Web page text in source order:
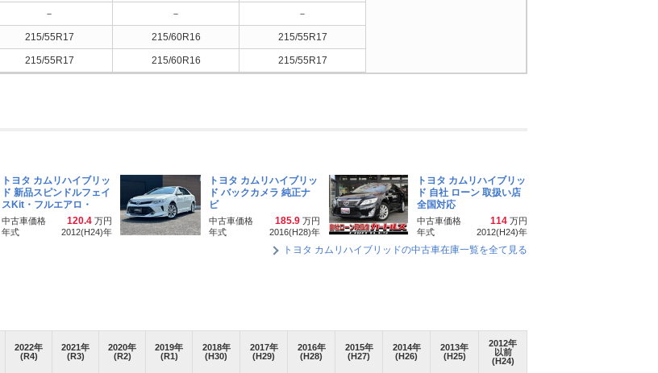
－ － －
215/55R17 215/60R16 215/55R17
215/55R17 215/60R16 215/55R17
トヨタ カムリハイブリッ
ド 新品スピンドルフェイ
スKit・フルエアロ・
中古車価格 120.4 万円
年式
2012(H24)年
トヨタ カムリハイブリッ
ド バックカメラ 純正ナ
ビ
中古車価格 185.9 万円
年式
2016(H28)年
トヨタ カムリハイブリッ
ド 自社 ローン 取扱い店
全国対応
中古車価格 114 万円
年式
2012(H24)年
トヨタ カムリハイブリッドの中古車在庫一覧を全て見る
2022年
(R4)
2021 年
(R3)
2020年
(R2)
2019年
(R1)
2018年
(H30)
2017年
(H29)
2016年
(H28)
2015年
(H27)
2014年
(H26)
2013年
(H25)
2012年
以前
(H24)